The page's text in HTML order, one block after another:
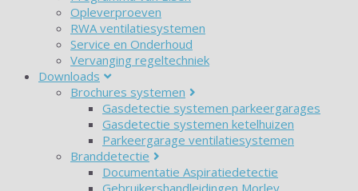
Opleverproeven
RWA ventilatiesystemen
Service en Onderhoud
Vervanging regeltechniek
Downloads
Brochures systemen
Gasdetectie systemen parkeergarages
Gasdetectie systemen ketelhuizen
Parkeergarage ventilatiesystemen
Branddetectie
Documentatie Aspiratiedetectie
Gebruikershandleidingen Morley